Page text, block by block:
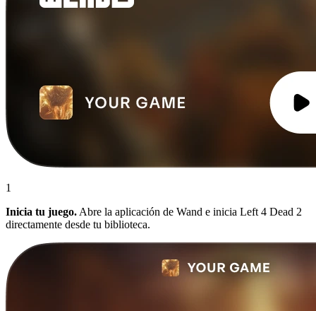
1
Inicia tu juego. Abre la aplicación de Wand e inicia Left 4 Dead 2
directamente desde tu biblioteca.